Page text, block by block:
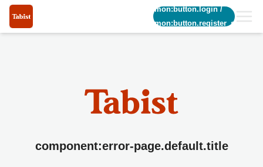
common:button.login/
common:button.register_short
component:error-page.default.title